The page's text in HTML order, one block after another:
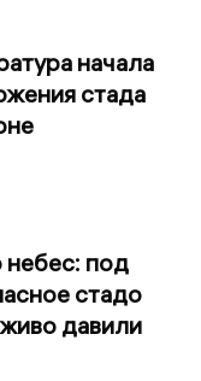
начала
стада
под
стадо
давили